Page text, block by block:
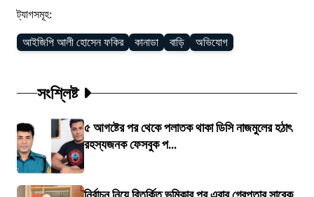
ট্যাগসমূহ:
আইজিপি আলী হোসেন ফকির কানাডা বাড়ি অভিযোগ
সংশ্লিষ্ট
৫ আগষ্টের পর থেকে পলাতক থাকা ডিসি নাজমুলের হঠাৎ
রহস্যজনক ফেসবুক প...